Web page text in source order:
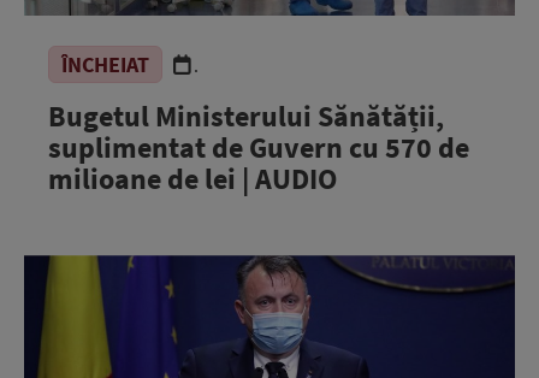
ÎNCHEIAT .
Bugetul Ministerului Sănătății,
suplimentat de Guvern cu 570 de
milioane de lei | AUDIO